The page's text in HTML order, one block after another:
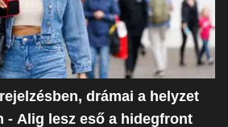
drámai a helyzet
- Alig lesz eső a hidegfront